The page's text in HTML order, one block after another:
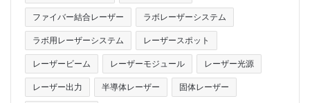
ファイバー結合レーザー ラボレーザーシステム
ラボ用レーザーシステム レーザースポット
レーザービーム レーザーモジュール レーザー光源
レーザー出力 半導体レーザー 固体レーザー